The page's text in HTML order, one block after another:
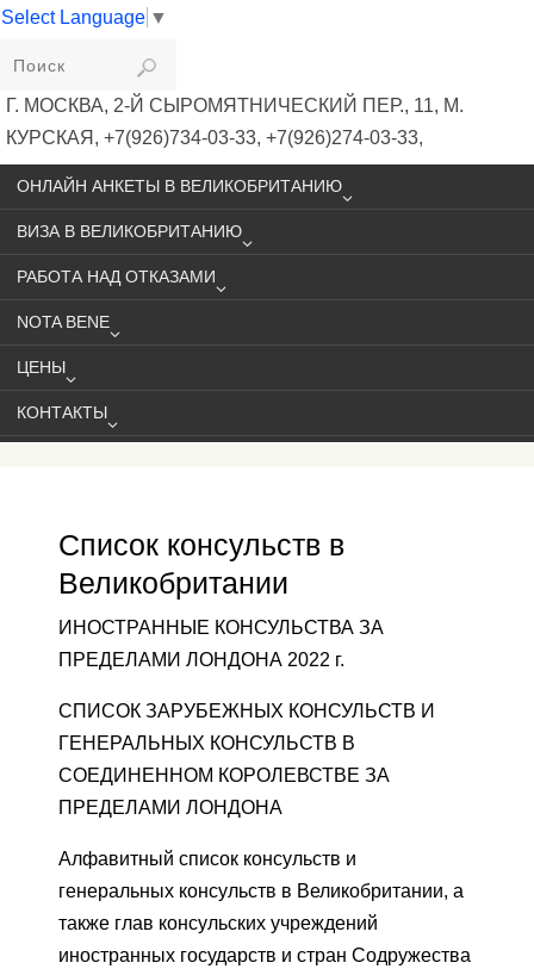
Select Language ▼
VIKIVISA
Г. МОСКВА, 2-Й СЫРОМЯТНИЧЕСКИЙ ПЕР., 11, М.
КУРСКАЯ, +7(926)734-03-33, +7(926)274-03-33,
VISA@VIKIVISA.RU
ОНЛАЙН АНКЕТЫ В ВЕЛИКОБРИТАНИЮ
ВИЗА В ВЕЛИКОБРИТАНИЮ
РАБОТА НАД ОТКАЗАМИ
NOTA BENE
ЦЕНЫ
КОНТАКТЫ
Список консульств в
Великобритании
ИНОСТРАННЫЕ КОНСУЛЬСТВА ЗА
ПРЕДЕЛАМИ ЛОНДОНА 2022 г.
СПИСОК ЗАРУБЕЖНЫХ КОНСУЛЬСТВ И
ГЕНЕРАЛЬНЫХ КОНСУЛЬСТВ В
СОЕДИНЕННОМ КОРОЛЕВСТВЕ ЗА
ПРЕДЕЛАМИ ЛОНДОНА
Алфавитный список консульств и
генеральных консульств в Великобритании, а
также глав консульских учреждений
иностранных государств и стран Содружества